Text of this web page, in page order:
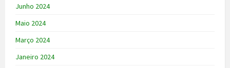
Junho 2024
Maio 2024
Março 2024
Janeiro 2024